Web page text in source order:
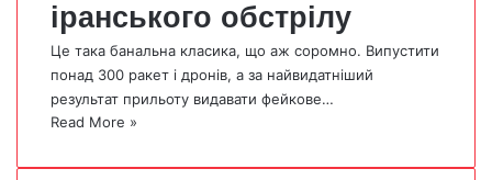
іранського обстрілу
Це така банальна класика, що аж соромно. Випустити
понад 300 ракет і дронів, а за найвидатніший
результат прильоту видавати фейкове…
Read More »